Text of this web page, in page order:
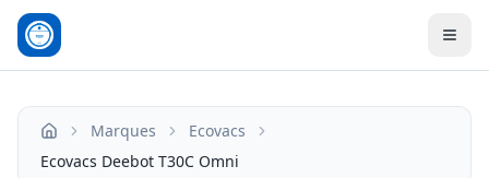
Accueil Marques
Ecovacs
Ecovacs Deebot T30C Omni